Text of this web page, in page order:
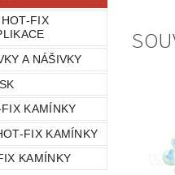
FIX
A NÁŠIVKY
KAMÍNKY
FIX KAMÍNKY
KAMÍNKY